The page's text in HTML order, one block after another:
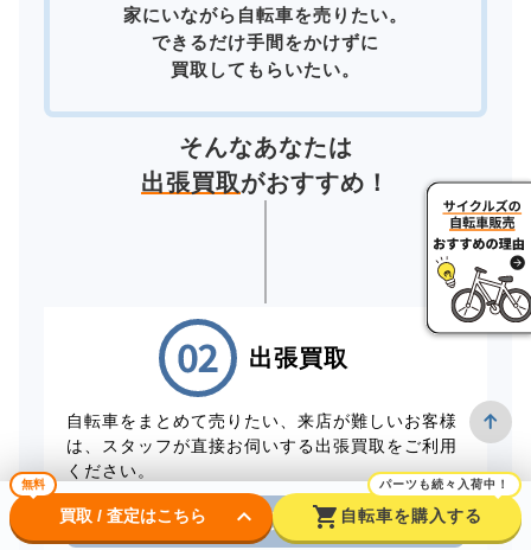
家にいながら自転車を売りたい。
できるだけ手間をかけずに
買取してもらいたい。
そんなあなたは
出張買取がおすすめ！
出張買取
自転車をまとめて売りたい、来店が難しいお客様
は、スタッフが直接お伺いする出張買取をご利用
ください。
電話から出張買取を申し込む
無料
買取 / 査定はこちら keyboard_arrow_down shopping_cart
パーツも続々入荷中！
自転車を購入する